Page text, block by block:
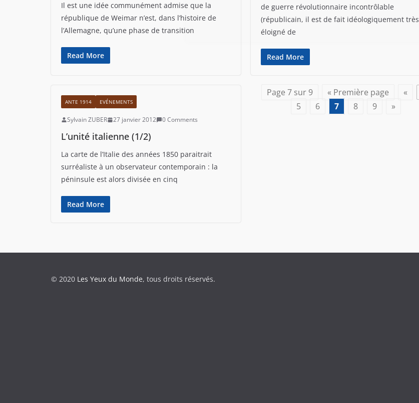
Il est une idée communément admise que la
république de Weimar n’est, dans l’histoire de
l’Allemagne, qu’une phase de transition
Read More
de guerre révolutionnaire incontrôlable
(républicain, il est de fait idéologiquement très
éloigné de
Read More
ANTE 1914 EVÉNEMENTS
Sylvain ZUBER 27 janvier 2012 0 Comments
L’unité italienne (1/2)
La carte de l’Italie des années 1850 paraitrait
surréaliste à un observateur contemporain : la
péninsule est alors divisée en cinq
Read More
Page 7 sur 9 « Première page «
5
6 7 8 9 »
© 2020 Les Yeux du Monde, tous droits réservés.